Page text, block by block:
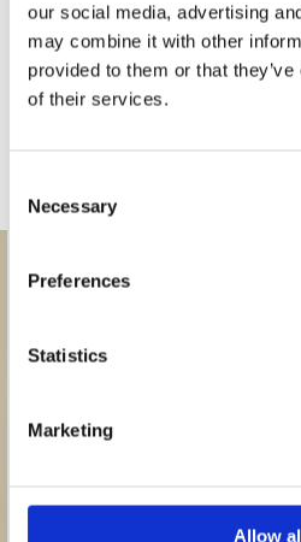
our social media, advertising
may combine it with other
provided to them or that
of their services.
Selection
Necessary
Preferences
Statistics
Marketing
Allow